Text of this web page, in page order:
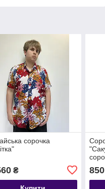
сорочка
₴ 850